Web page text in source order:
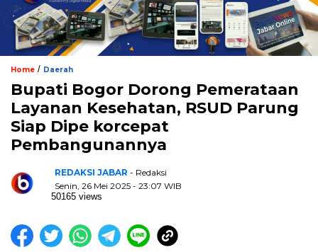
Home / Daerah
Bupati Bogor Dorong Pemerataan
Layanan Kesehatan, RSUD Parung
Siap Dipe korcepat
Pembangunannya
REDAKSI JABAR - Redaksi
Senin, 26 Mei 2025 - 23:07 WIB
50165 views